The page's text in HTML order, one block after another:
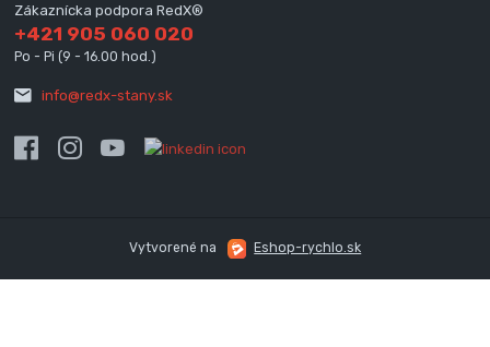
Zákaznícka podpora RedX®
+421 905 060 020
Po - Pi (9 - 16.00 hod.)
info@redx-stany.sk
Vytvorené na Eshop-rychlo.sk